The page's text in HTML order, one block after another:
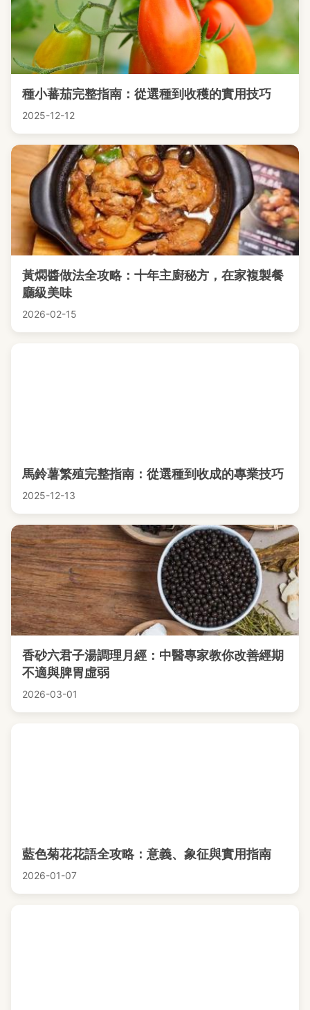
種小蕃茄完整指南：從選種到收穫的實用技巧
2025-12-12
黃燜醬做法全攻略：十年主廚秘方，在家複製餐
廳級美味
2026-02-15
馬鈴薯繁殖完整指南：從選種到收成的專業技巧
2025-12-13
香砂六君子湯調理月經：中醫專家教你改善經期
不適與脾胃虛弱
2026-03-01
藍色菊花花語全攻略：意義、象征與實用指南
2026-01-07